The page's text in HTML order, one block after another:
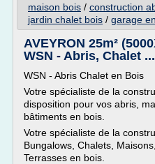
maison bois / construction
jardin chalet bois / garage
AVEYRON 25m²
WSN - Abris, Chalet ...
WSN - Abris Chalet en Bois
Votre spécialiste de la
disposition pour vos abris,
bâtiments en bois.
Votre spécialiste de la
Bungalows, Chalets,
Terrasses en bois.